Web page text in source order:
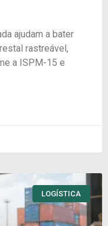
ajudam a bater
rastreável,
a ISPM-15 e
LOGÍSTICA